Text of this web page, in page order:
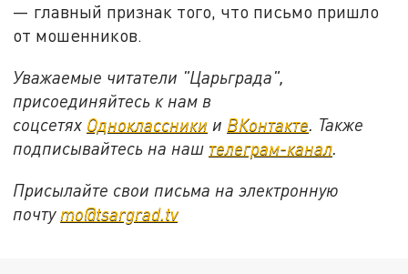
— главный признак того, что письмо пришло
от мошенников.
Уважаемые читатели "Царьграда",
присоединяйтесь к нам в
соцсетях Одноклассники и ВКонтакте. Также
подписывайтесь на наш телеграм-канал.
Присылайте свои письма на электронную
почту mo@tsargrad.tv